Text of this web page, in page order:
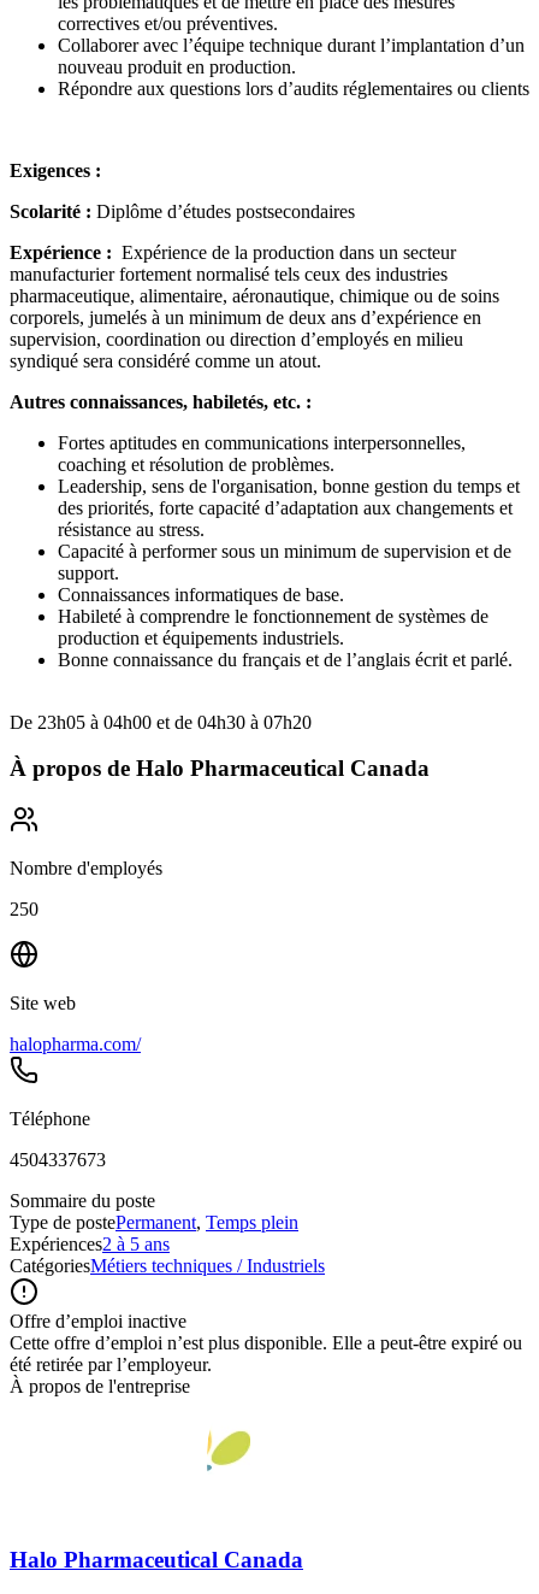
correctives et/ou préventives.
Collaborer avec l’équipe technique durant l’implantation d’un
nouveau produit en production.
Répondre aux questions lors d’audits réglementaires ou clients
Exigences :
Scolarité : Diplôme d’études postsecondaires
Expérience : Expérience de la production dans un secteur
manufacturier fortement normalisé tels ceux des industries
pharmaceutique, alimentaire, aéronautique, chimique ou de soins
corporels, jumelés à un minimum de deux ans d’expérience en
supervision, coordination ou direction d’employés en milieu
syndiqué sera considéré comme un atout.
Autres connaissances, habiletés, etc. :
Fortes aptitudes en communications interpersonnelles,
coaching et résolution de problèmes.
Leadership, sens de l'organisation, bonne gestion du temps et
des priorités, forte capacité d’adaptation aux changements et
résistance au stress.
Capacité à performer sous un minimum de supervision et de
support.
Connaissances informatiques de base.
Habileté à comprendre le fonctionnement de systèmes de
production et équipements industriels.
Bonne connaissance du français et de l’anglais écrit et parlé.
De 23h05 à 04h00 et de 04h30 à 07h20
À propos de Halo Pharmaceutical Canada
Nombre d'employés
250
Site web
halopharma.com/
Téléphone
4504337673
Sommaire du poste
Type de postePermanent, Temps plein
Expériences2 à 5 ans
CatégoriesMétiers techniques / Industriels
Offre d’emploi inactive
Cette offre d’emploi n’est plus disponible. Elle a peut-être expiré ou
été retirée par l’employeur.
À propos de l'entreprise
Halo Pharmaceutical Canada